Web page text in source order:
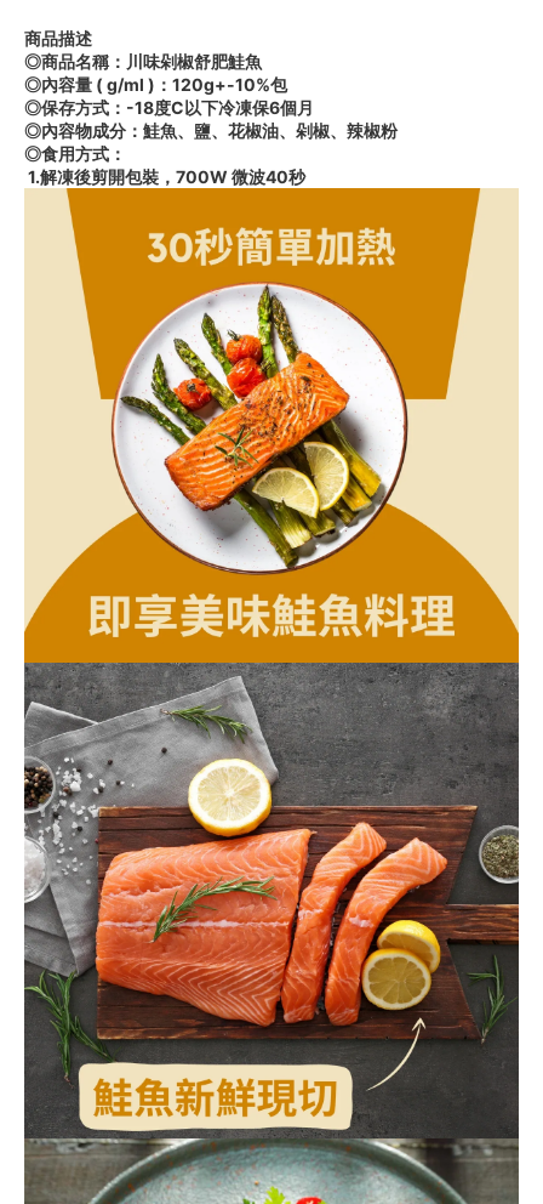
商品描述
◎商品名稱：川味剁椒舒肥鮭魚
◎內容量 ( g/ml )：120g+-10%包
◎保存方式：-18度C以下冷凍保6個月
◎內容物成分：鮭魚、鹽、花椒油、剁椒、辣椒粉
◎食用方式：
1.解凍後剪開包裝，700W 微波40秒